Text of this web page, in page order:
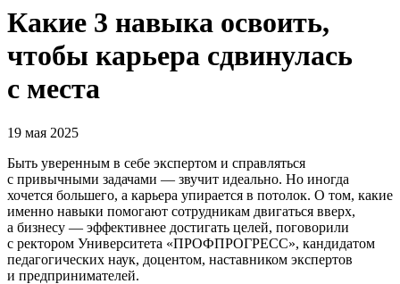
Какие 3 навыка освоить,
чтобы карьера сдвинулась
с места
19 мая 2025
Быть уверенным в себе экспертом и справляться
с привычными задачами — звучит идеально. Но иногда
хочется большего, а карьера упирается в потолок. О том, какие
именно навыки помогают сотрудникам двигаться вверх,
а бизнесу — эффективнее достигать целей, поговорили
с ректором Университета «ПРОФПРОГРЕСС», кандидатом
педагогических наук, доцентом, наставником экспертов
и предпринимателей.